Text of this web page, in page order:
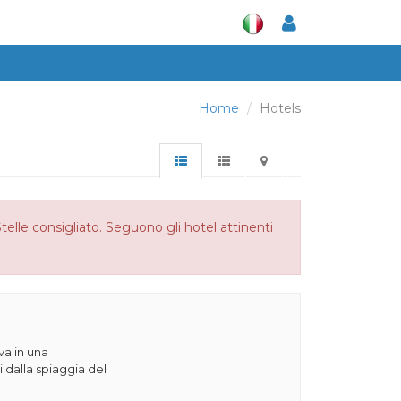
Home Hotels
consigliato. Seguono gli hotel attinenti
in una
dalla spiaggia del